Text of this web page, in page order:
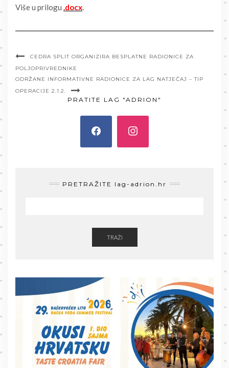
Više u prilogu .docx.
CEDRA SPLIT ORGANIZIRA BESPLATNE RADIONICE ZA
POLJOPRIVREDNIKE
ODRŽANE INFORMATIVNE RADIONICE ZA LAG NATJEČAJ – TIP
OPERACIJE 2.1.2.
PRATITE LAG "ADRION"
PRETRAŽITE lag-adrion.hr
TRAŽI